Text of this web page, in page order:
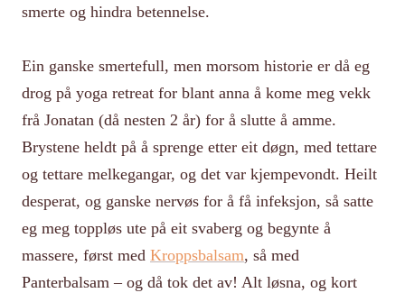
smerte og hindra betennelse.
Ein ganske smertefull, men morsom historie er då eg
drog på yoga retreat for blant anna å kome meg vekk
frå Jonatan (då nesten 2 år) for å slutte å amme.
Brystene heldt på å sprenge etter eit døgn, med tettare
og tettare melkegangar, og det var kjempevondt. Heilt
desperat, og ganske nervøs for å få infeksjon, så satte
eg meg toppløs ute på eit svaberg og begynte å
massere, først med Kroppsbalsam, så med
Panterbalsam – og då tok det av! Alt løsna, og kort